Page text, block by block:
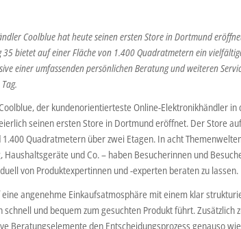
Coolblue hat heute seinen ersten Store in Dortmund
35 bietet auf einer Fläche von 1.400 Quadratmetern ein
einer umfassenden persönlichen Beratung und weiteren
der kundenorientierteste Online-Elektronikhändler
seinen ersten Store in Dortmund eröffnet. Der Store
Quadratmetern über zwei Etagen. In acht
Haushaltsgeräte und Co. – haben Besucherinnen und
von Produktexpertinnen und -experten beraten zu lassen.
angenehme Einkaufsatmosphäre mit einem klar
schnell und bequem zum gesuchten Produkt führt. Zusätzlich
Beratungselemente den Entscheidungsprozess genauso